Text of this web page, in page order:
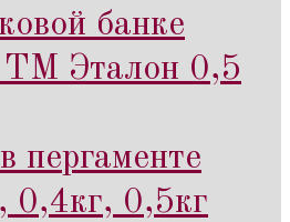
банке
Эталон 0,5
пергаменте
0,4кг, 0,5кг